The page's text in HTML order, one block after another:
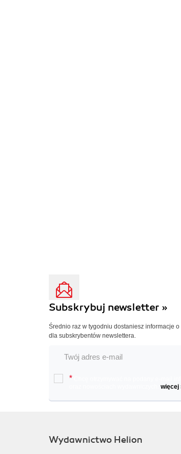
Subskrybuj newsletter »
Średnio raz w tygodniu dostaniesz informacje
dla subskrybentów newslettera.
*
więcej
Wydawnictwo Helion